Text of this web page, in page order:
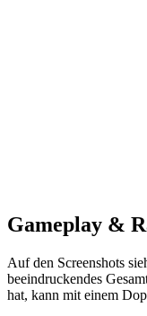
Gameplay &
Auf den Screenshots
beeindruckendes
hat, kann mit einem